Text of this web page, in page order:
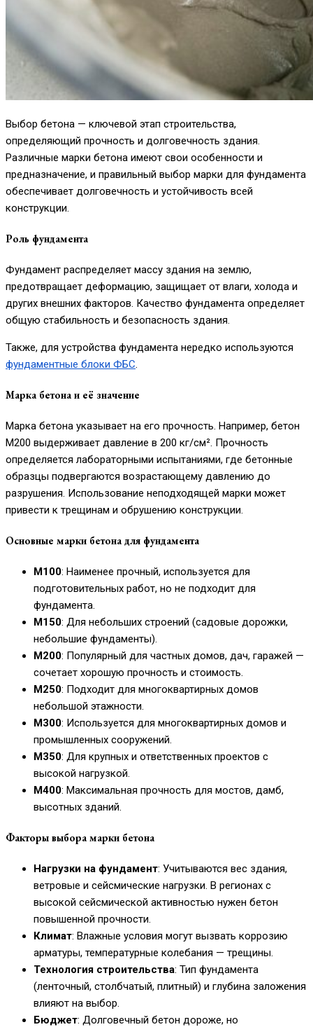
Выбор бетона — ключевой этап строительства,
определяющий прочность и долговечность здания.
Различные марки бетона имеют свои особенности и
предназначение, и правильный выбор марки для фундамента
обеспечивает долговечность и устойчивость всей
конструкции.
Роль фундамента
Фундамент распределяет массу здания на землю,
предотвращает деформацию, защищает от влаги, холода и
других внешних факторов. Качество фундамента определяет
общую стабильность и безопасность здания.
Также, для устройства фундамента нередко используются
фундаментные блоки ФБС.
Марка бетона и её значение
Марка бетона указывает на его прочность. Например, бетон
М200 выдерживает давление в 200 кг/см². Прочность
определяется лабораторными испытаниями, где бетонные
образцы подвергаются возрастающему давлению до
разрушения. Использование неподходящей марки может
привести к трещинам и обрушению конструкции.
Основные марки бетона для фундамента
М100: Наименее прочный, используется для
подготовительных работ, но не подходит для
фундамента.
М150: Для небольших строений (садовые дорожки,
небольшие фундаменты).
М200: Популярный для частных домов, дач, гаражей —
сочетает хорошую прочность и стоимость.
М250: Подходит для многоквартирных домов
небольшой этажности.
М300: Используется для многоквартирных домов и
промышленных сооружений.
М350: Для крупных и ответственных проектов с
высокой нагрузкой.
М400: Максимальная прочность для мостов, дамб,
высотных зданий.
Факторы выбора марки бетона
Нагрузки на фундамент: Учитываются вес здания,
ветровые и сейсмические нагрузки. В регионах с
высокой сейсмической активностью нужен бетон
повышенной прочности.
Климат: Влажные условия могут вызвать коррозию
арматуры, температурные колебания — трещины.
Технология строительства: Тип фундамента
(ленточный, столбчатый, плитный) и глубина заложения
влияют на выбор.
Бюджет: Долговечный бетон дороже, но